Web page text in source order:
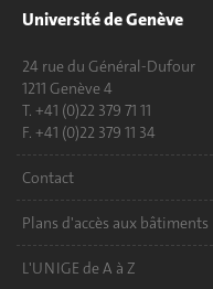
Université de Genève
24 rue du Général-Dufour
1211 Genève 4
T. +41 (0)22 379 71 11
F. +41 (0)22 379 11 34
Contact
Plans d'accès aux bâtiments
L'UNIGE de A à Z